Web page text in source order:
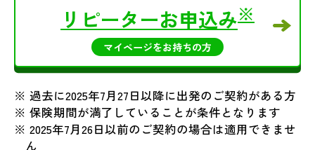
リピーターお申込み※
マイページをお持ちの方
※ 過去に2025年7月27日以降に出発のご契約がある方
※ 保険期間が満了していることが条件となります
※ 2025年7月26日以前のご契約の場合は適用できませ
ん